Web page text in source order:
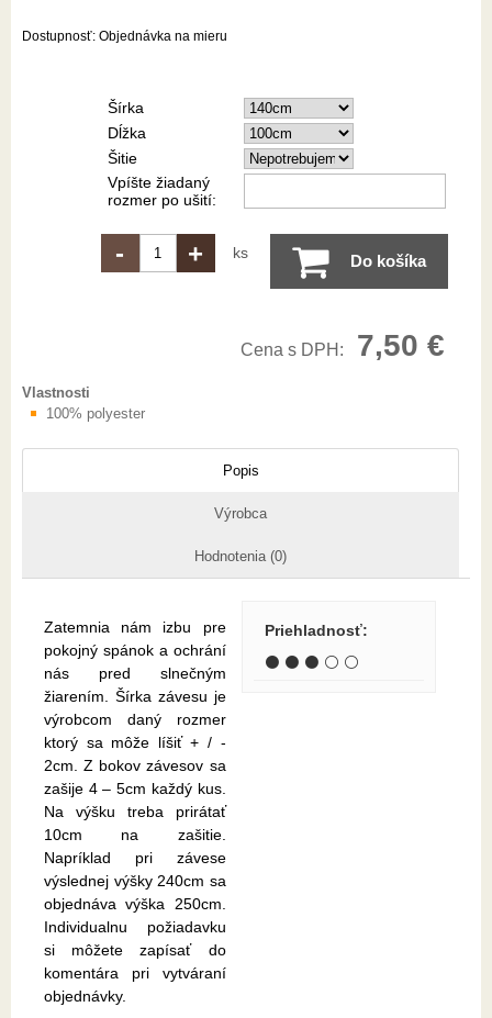
Dostupnosť: Objednávka na mieru
Šírka
Dĺžka
Šitie
Vpíšte žiadaný
rozmer po ušití:
- + ks Do košíka
Cena s DPH: 7,50 €
Vlastnosti
100% polyester
Popis
Výrobca
Hodnotenia (0)
Zatemnia nám izbu pre
pokojný spánok a ochrání
nás pred slnečným
žiarením. Šírka závesu je
výrobcom daný rozmer
ktorý sa môže líšiť + / -
2cm. Z bokov závesov sa
zašije 4 – 5cm každý kus.
Na výšku treba prirátať
10cm na zašitie.
Napríklad pri závese
výslednej výšky 240cm sa
objednáva výška 250cm.
Individualnu požiadavku
si môžete zapísať do
komentára pri vytváraní
objednávky.
Priehladnosť:
⚫ ⚫ ⚫ ⚪ ⚪